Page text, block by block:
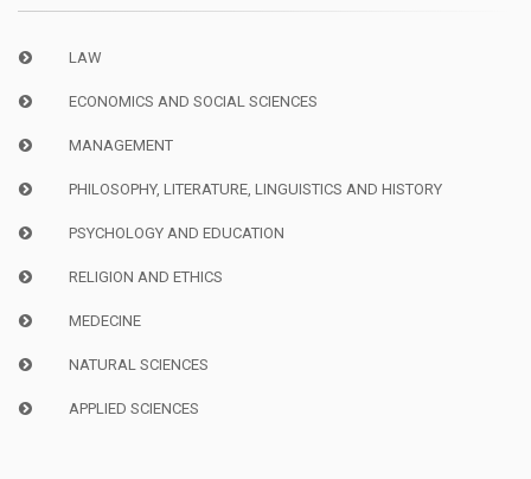
LAW
ECONOMICS AND SOCIAL SCIENCES
MANAGEMENT
PHILOSOPHY, LITERATURE, LINGUISTICS AND HISTORY
PSYCHOLOGY AND EDUCATION
RELIGION AND ETHICS
MEDECINE
NATURAL SCIENCES
APPLIED SCIENCES